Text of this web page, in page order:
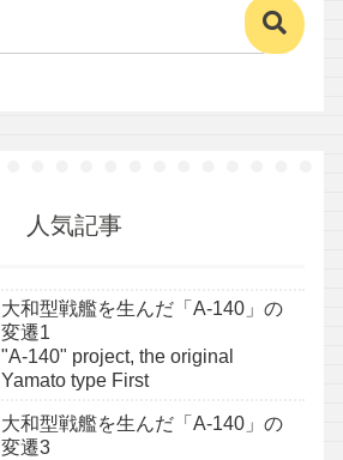
人気記事
大和型戦艦を生んだ「A-140」の
変遷1
"A-140" project, the original
Yamato type First
大和型戦艦を生んだ「A-140」の
変遷3